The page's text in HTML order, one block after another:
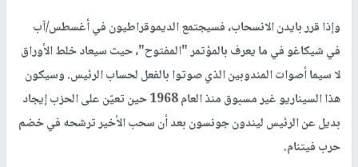
وإذا قرر بايدن الانسحاب، فسيجتمع الديموقراطيون في أغسطس/آب
في شيكاغو في ما يعرف بالمؤتمر "المفتوح"، حيث سيعاد خلط الأوراق
لا سيما أصوات المندوبين الذي صوتوا بالفعل لحساب الرئيس. وسيكون
هذا السيناريو غير مسبوق منذ العام 1968 حين تعيّن على الحزب إيجاد
بديل عن الرئيس ليندون جونسون بعد أن سحب الأخير ترشحه في خضم
حرب فيتنام.